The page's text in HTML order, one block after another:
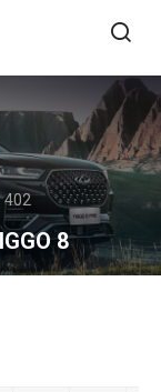
402
8